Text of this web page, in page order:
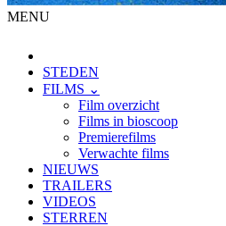
MENU
STEDEN
FILMS ⌄
Film overzicht
Films in bioscoop
Premierefilms
Verwachte films
NIEUWS
TRAILERS
VIDEOS
STERREN